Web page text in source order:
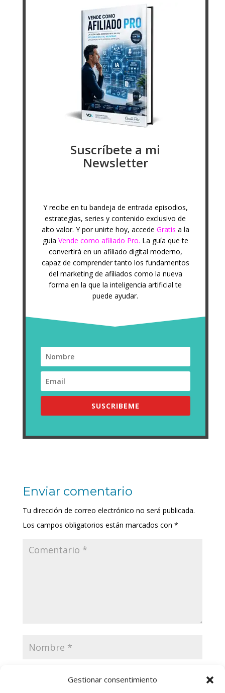
Gestionar consentimiento
Suscríbete a mi
Newsletter
Y recibe en tu bandeja de entrada episodios,
estrategias, series y contenido exclusivo de
alto valor. Y por unirte hoy, accede Gratis a la
guía Vende como afiliado Pro. La guía que te
convertirá en un afiliado digital moderno,
capaz de comprender tanto los fundamentos
del marketing de afiliados como la nueva
forma en la que la inteligencia artificial te
puede ayudar.
SUSCRIBEME
Enviar comentario
Tu dirección de correo electrónico no será publicada.
Los campos obligatorios están marcados con *